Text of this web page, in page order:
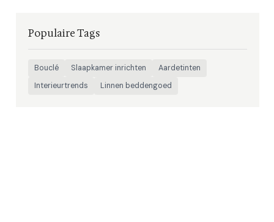
Populaire Tags
Bouclé Slaapkamer inrichten
Aardetinten
Interieurtrends
Linnen beddengoed